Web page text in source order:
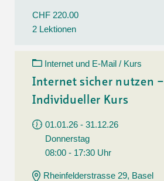
CHF 220.00
2 Lektionen
Internet und E-Mail / Kurs
Internet sicher nutzen –
Individueller Kurs
01.01.26 - 31.12.26
Donnerstag
08:00 - 17:30 Uhr
Rheinfelderstrasse 29, Basel